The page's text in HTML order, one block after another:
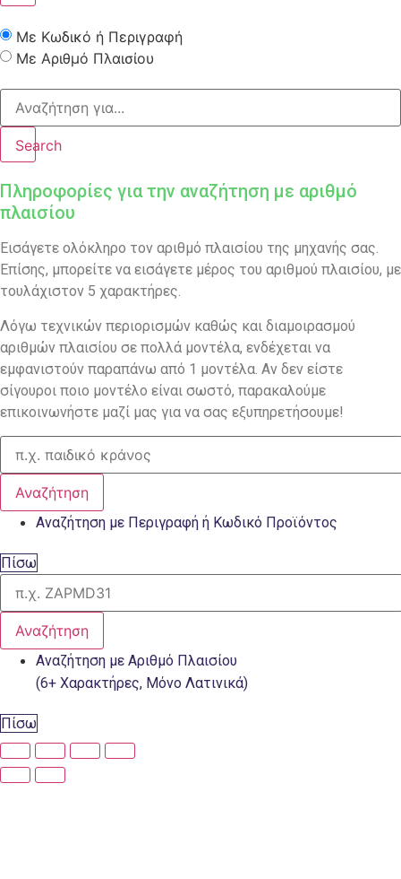
Με Κωδικό ή Περιγραφή
Με Αριθμό Πλαισίου
Search
Πληροφορίες για την αναζήτηση με αριθμό
πλαισίου
Εισάγετε ολόκληρο τον αριθμό πλαισίου της μηχανής σας.
Επίσης, μπορείτε να εισάγετε μέρος του αριθμού πλαισίου, με
τουλάχιστον 5 χαρακτήρες.
Λόγω τεχνικών περιορισμών καθώς και διαμοιρασμού
αριθμών πλαισίου σε πολλά μοντέλα, ενδέχεται να
εμφανιστούν παραπάνω από 1 μοντέλα. Αν δεν είστε
σίγουροι ποιο μοντέλο είναι σωστό, παρακαλούμε
επικοινωνήστε μαζί μας για να σας εξυπηρετήσουμε!
Αναζήτηση
Αναζήτηση με Περιγραφή ή Κωδικό Προϊόντος
Πίσω
Αναζήτηση
Αναζήτηση με Αριθμό Πλαισίου
(6+ Χαρακτήρες, Μόνο Λατινικά)
Πίσω